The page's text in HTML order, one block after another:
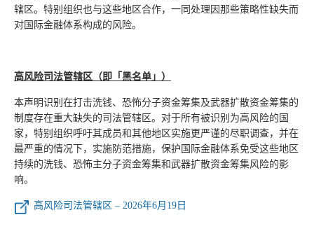
辖区。特别组织也与这些地区合作，一同处理因那些策略性缺失而
对国际金融体系构成的风险。
高风险司法管辖区（即「黑名单」）
本声明识别在打击洗钱、恐怖分子资金筹集及武器扩散资金筹集的
制度存在重大缺失的司法管辖区。对于所有被识别为高风险的国
家，特别组织呼吁其成员和其他地区实施更严谨的尽职调查，并在
最严重的情况下，实施防范措施，保护国际金融体系免受这些地区
持续的洗钱、恐怖主分子资金筹集和武器扩散资金筹集风险的影
响。
高风险司法管辖区 – 2026年6月19日